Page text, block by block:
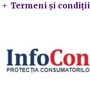
Termeni și condiții